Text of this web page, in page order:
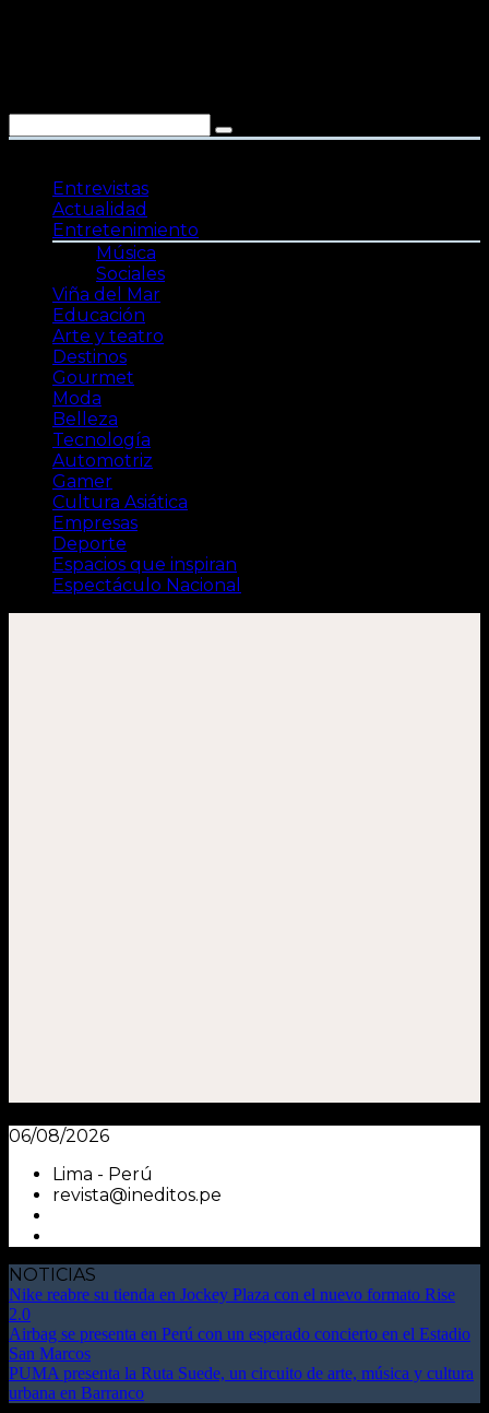
Entrevistas
Actualidad
Entretenimiento
Música
Sociales
Viña del Mar
Educación
Arte y teatro
Destinos
Gourmet
Moda
Belleza
Tecnología
Automotriz
Gamer
Cultura Asiática
Empresas
Deporte
Espacios que inspiran
Espectáculo Nacional
06/08/2026
Lima - Perú
revista@ineditos.pe
NOTICIAS
Nike reabre su tienda en Jockey Plaza con el nuevo formato Rise
2.0
Airbag se presenta en Perú con un esperado concierto en el Estadio
San Marcos
PUMA presenta la Ruta Suede, un circuito de arte, música y cultura
urbana en Barranco